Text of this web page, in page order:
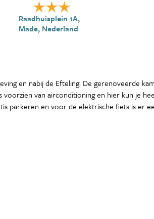
Raadhuisplein 1A,
Made, Nederland
en nabij de Efteling. De gerenoveerde
van airconditioning en hier kun je
parkeren en voor de elektrische fiets is er